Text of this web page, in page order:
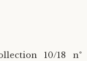
10/18 n°